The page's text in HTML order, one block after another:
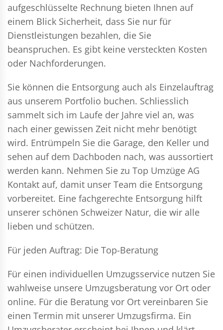
aufgeschlüsselte Rechnung bieten Ihnen auf
einem Blick Sicherheit, dass Sie nur für
Dienstleistungen bezahlen, die Sie
beanspruchen. Es gibt keine versteckten Kosten
oder Nachforderungen.
Sie können die Entsorgung auch als Einzelauftrag
aus unserem Portfolio buchen. Schliesslich
sammelt sich im Laufe der Jahre viel an, was
nach einer gewissen Zeit nicht mehr benötigt
wird. Entrümpeln Sie die Garage, den Keller und
sehen auf dem Dachboden nach, was aussortiert
werden kann. Nehmen Sie zu Top Umzüge AG
Kontakt auf, damit unser Team die Entsorgung
vorbereitet. Eine fachgerechte Entsorgung hilft
unserer schönen Schweizer Natur, die wir alle
lieben und schützen.
Für jeden Auftrag: Die Top-Beratung
Für einen individuellen Umzugsservice nutzen Sie
wahlweise unsere Umzugsberatung vor Ort oder
online. Für die Beratung vor Ort vereinbaren Sie
einen Termin mit unserer Umzugsfirma. Ein